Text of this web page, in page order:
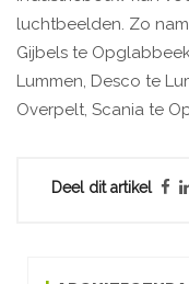
luchtbeelden. Zo
Gijbels te
Lummen, Desco te
Overpelt, Scania te
Deel dit artikel